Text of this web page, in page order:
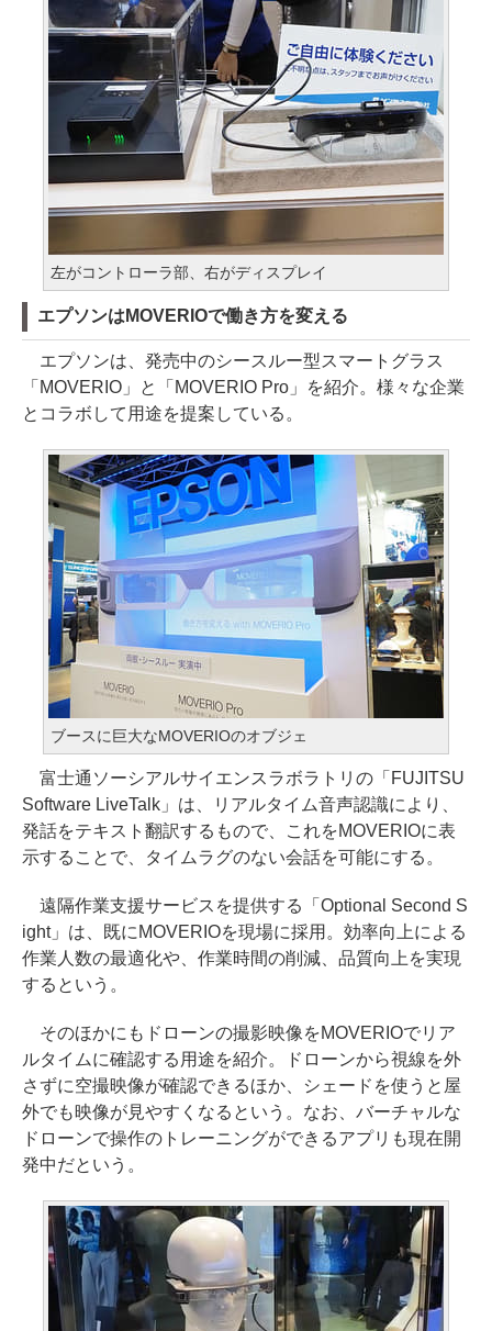
左がコントローラ部、右がディスプレイ
エプソンはMOVERIOで働き方を変える
エプソンは、発売中のシースルー型スマートグラス
「MOVERIO」と「MOVERIO Pro」を紹介。様々な企業
とコラボして用途を提案している。
ブースに巨大なMOVERIOのオブジェ
富士通ソーシアルサイエンスラボラトリの「FUJITSU
Software LiveTalk」は、リアルタイム音声認識により、
発話をテキスト翻訳するもので、これをMOVERIOに表
示することで、タイムラグのない会話を可能にする。
遠隔作業支援サービスを提供する「Optional Second S
ight」は、既にMOVERIOを現場に採用。効率向上による
作業人数の最適化や、作業時間の削減、品質向上を実現
するという。
そのほかにもドローンの撮影映像をMOVERIOでリア
ルタイムに確認する用途を紹介。ドローンから視線を外
さずに空撮映像が確認できるほか、シェードを使うと屋
外でも映像が見やすくなるという。なお、バーチャルな
ドローンで操作のトレーニングができるアプリも現在開
発中だという。